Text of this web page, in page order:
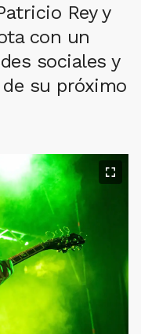
Rey y
con un
sociales y
su próximo